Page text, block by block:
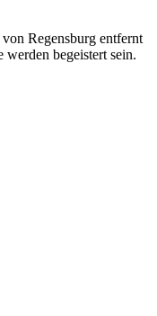
Regensburg entfernt
begeistert sein.